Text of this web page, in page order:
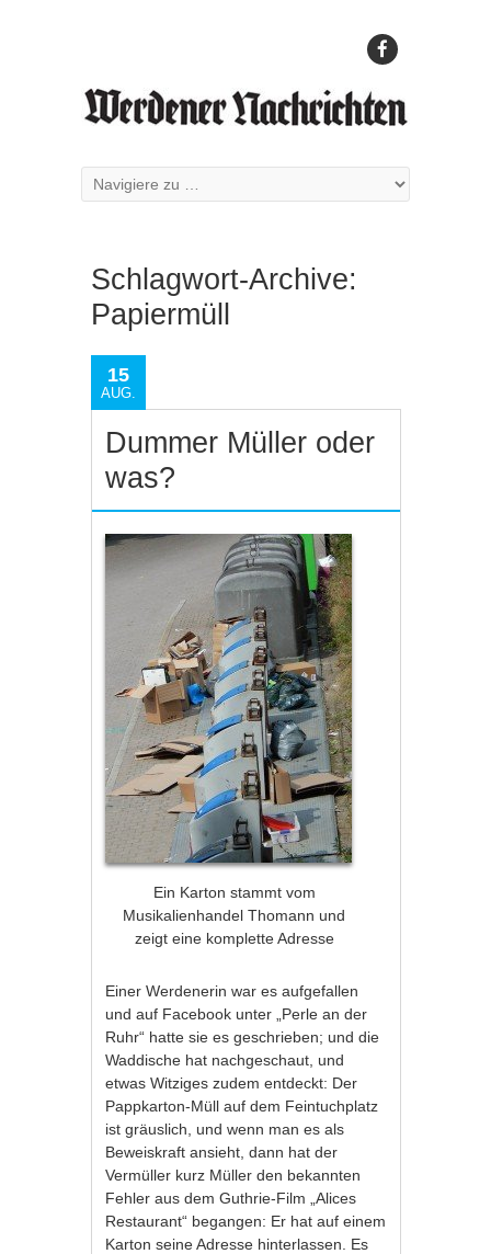
Schlagwort-Archive:
Papiermüll
15
AUG.
Dummer Müller oder
was?
Ein Karton stammt vom
Musikalienhandel Thomann und
zeigt eine komplette Adresse
Einer Werdenerin war es aufgefallen
und auf Facebook unter „Perle an der
Ruhr“ hatte sie es geschrieben; und die
Waddische hat nachgeschaut, und
etwas Witziges zudem entdeckt: Der
Pappkarton-Müll auf dem Feintuchplatz
ist gräuslich, und wenn man es als
Beweiskraft ansieht, dann hat der
Vermüller kurz Müller den bekannten
Fehler aus dem Guthrie-Film „Alices
Restaurant“ begangen: Er hat auf einem
Karton seine Adresse hinterlassen. Es